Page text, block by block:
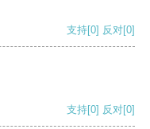
支持[0] 反对[0]
支持[0] 反对[0]